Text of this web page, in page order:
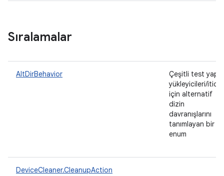
Sıralamalar
AltDirBehavior
Çeşitli test
yükleyicileri/
için alternatif
dizin
davranışlarını
tanımlayan bir
enum
DeviceCleaner.CleanupAction